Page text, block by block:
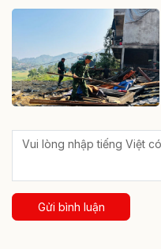
Gửi bình luận